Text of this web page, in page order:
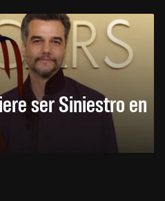
ser Siniestro en